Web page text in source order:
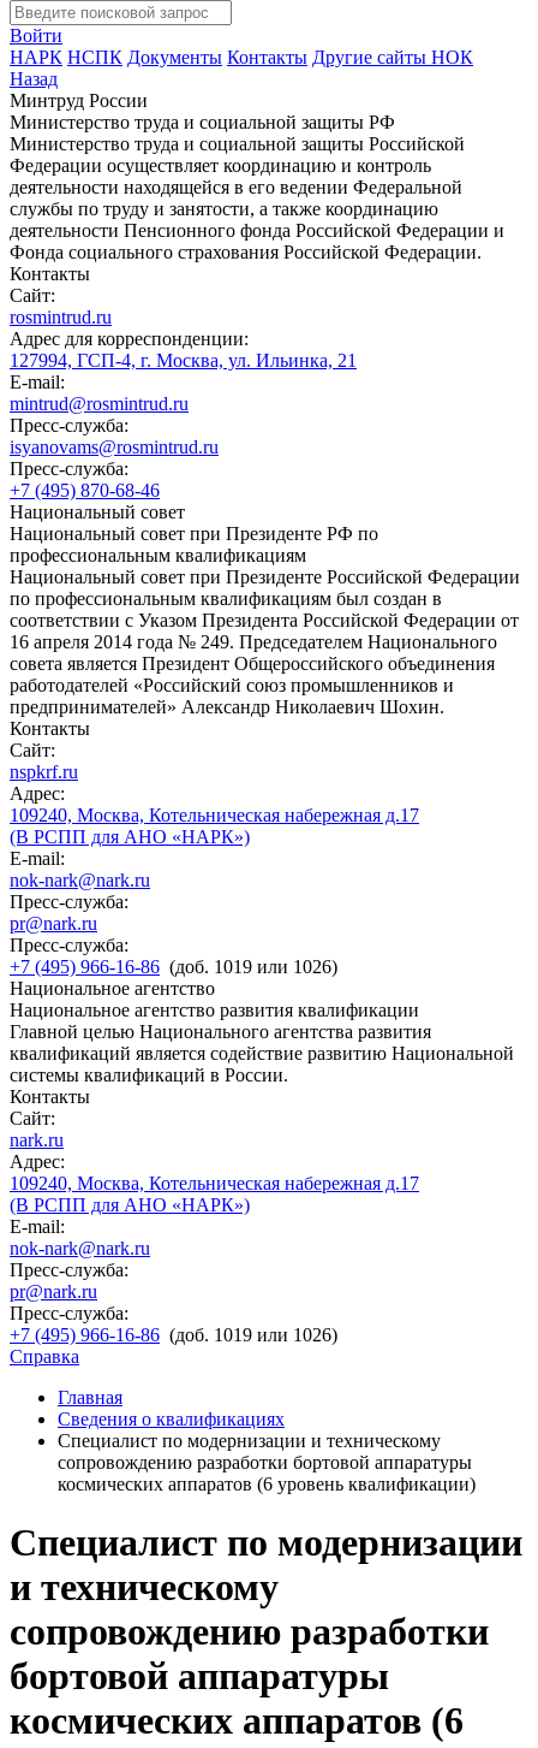
Войти
НАРК НСПК Документы Контакты Другие сайты НОК
Назад
Минтруд России
Министерство труда и социальной защиты РФ
Министерство труда и социальной защиты Российской
Федерации осуществляет координацию и контроль
деятельности находящейся в его ведении Федеральной
службы по труду и занятости, а также координацию
деятельности Пенсионного фонда Российской Федерации и
Фонда социального страхования Российской Федерации.
Контакты
Сайт:
rosmintrud.ru
Адрес для корреспонденции:
127994, ГСП-4, г. Москва, ул. Ильинка, 21
E-mail:
mintrud@rosmintrud.ru
Пресс-служба:
isyanovams@rosmintrud.ru
Пресс-служба:
+7 (495) 870-68-46
Национальный совет
Национальный совет при Президенте РФ по
профессиональным квалификациям
Национальный совет при Президенте Российской Федерации
по профессиональным квалификациям был создан в
соответствии с Указом Президента Российской Федерации от
16 апреля 2014 года № 249. Председателем Национального
совета является Президент Общероссийского объединения
работодателей «Российский союз промышленников и
предпринимателей» Александр Николаевич Шохин.
Контакты
Сайт:
nspkrf.ru
Адрес:
109240, Москва, Котельническая набережная д.17
(В РСПП для АНО «НАРК»)
E-mail:
nok-nark@nark.ru
Пресс-служба:
pr@nark.ru
Пресс-служба:
+7 (495) 966-16-86 (доб. 1019 или 1026)
Национальное агентство
Национальное агентство развития квалификации
Главной целью Национального агентства развития
квалификаций является содействие развитию Национальной
системы квалификаций в России.
Контакты
Сайт:
nark.ru
Адрес:
109240, Москва, Котельническая набережная д.17
(В РСПП для АНО «НАРК»)
E-mail:
nok-nark@nark.ru
Пресс-служба:
pr@nark.ru
Пресс-служба:
+7 (495) 966-16-86 (доб. 1019 или 1026)
Справка
Главная
Сведения о квалификациях
Специалист по модернизации и техническому
сопровождению разработки бортовой аппаратуры
космических аппаратов (6 уровень квалификации)
Специалист по модернизации
и техническому
сопровождению разработки
бортовой аппаратуры
космических аппаратов (6